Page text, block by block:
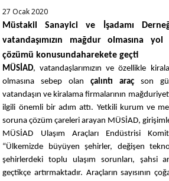
27 Ocak 2020
Müstakil Sanayici ve İşadamı
vatandaşımızın mağdur olmasına yol
çözümü konusundaharekete geçti
MÜSİAD, vatandaşlarımızın ve özellikle
olmasına sebep olançalıntı araç son
vatandaşın ve kiralama firmalarının
ilgili önemli bir adım attı. Yetkili kurum ve
soruna çözüm çareleri arayan MÜSİAD,
MÜSİAD Ulaşım Araçları Endüstrisi
“Ülkemizde büyüyen şehirler, değişen
şehirlerdeki toplu ulaşım sorunları, şahsi
geçtikçe artırmaktadır. Araçların sayısının